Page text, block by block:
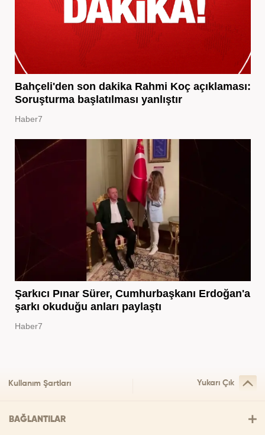
Bahçeli'den son dakika Rahmi Koç açıklaması:
Soruşturma başlatılması yanlıştır
Haber7
Şarkıcı Pınar Sürer, Cumhurbaşkanı Erdoğan'a
şarkı okuduğu anları paylaştı
Haber7
Kullanım Şartları Yukarı Çık
BAĞLANTILAR